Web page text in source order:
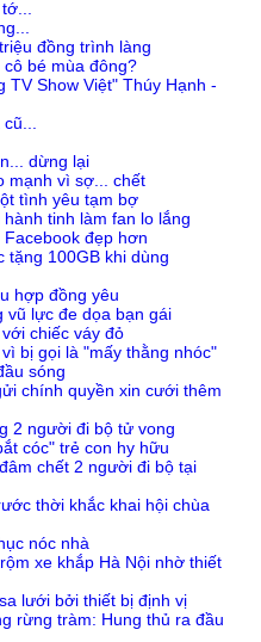
đồng trình làng
bé mùa đông?
TV Show Việt" Thúy Hạnh -
dừng lại
mạnh vì sợ... chết
tình yêu tạm bợ
tinh làm fan lo lắng
đẹp hơn
tặng 100GB khi dùng
hợp đồng yêu
vũ lực đe dọa bạn gái
chiếc váy đỏ
bị gọi là "mấy thằng nhóc"
sóng
chính quyền xin cưới thêm
2 người đi bộ tử vong
cóc" trẻ con hy hữu
chết 2 người đi bộ tại
thời khắc khai hội chùa
nóc nhà
xe khắp Hà Nội nhờ thiết
lưới bởi thiết bị định vị
rừng tràm: Hung thủ ra đầu